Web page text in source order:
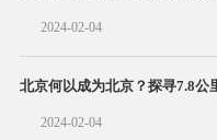
2024-02-04
北京何以成为北京？探寻7.8公
2024-02-04